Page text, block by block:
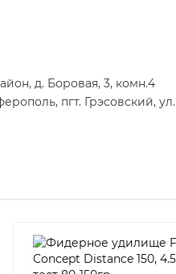
д. Боровая, 3, комн.4
пгт. Грэсовский, ул.